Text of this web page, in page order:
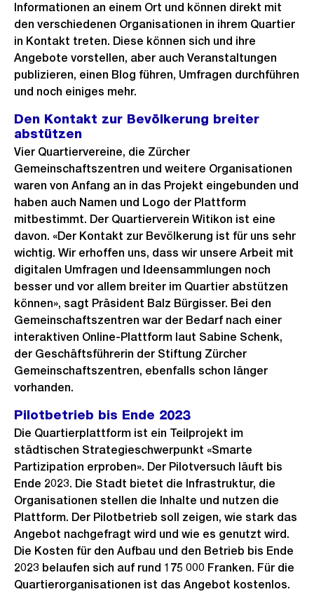
Informationen an einem Ort und können direkt mit
den verschiedenen Organisationen in ihrem Quartier
in Kontakt treten. Diese können sich und ihre
Angebote vorstellen, aber auch Veranstaltungen
publizieren, einen Blog führen, Umfragen durchführen
und noch einiges mehr.
Den Kontakt zur Bevölkerung breiter
abstützen
Vier Quartiervereine, die Zürcher
Gemeinschaftszentren und weitere Organisationen
waren von Anfang an in das Projekt eingebunden und
haben auch Namen und Logo der Plattform
mitbestimmt. Der Quartierverein Witikon ist eine
davon. «Der Kontakt zur Bevölkerung ist für uns sehr
wichtig. Wir erhoffen uns, dass wir unsere Arbeit mit
digitalen Umfragen und Ideensammlungen noch
besser und vor allem breiter im Quartier abstützen
können», sagt Präsident Balz Bürgisser. Bei den
Gemeinschaftszentren war der Bedarf nach einer
interaktiven Online-Plattform laut Sabine Schenk,
der Geschäftsführerin der Stiftung Zürcher
Gemeinschaftszentren, ebenfalls schon länger
vorhanden.
Pilotbetrieb bis Ende 2023
Die Quartierplattform ist ein Teilprojekt im
städtischen Strategieschwerpunkt «Smarte
Partizipation erproben». Der Pilotversuch läuft bis
Ende 2023. Die Stadt bietet die Infrastruktur, die
Organisationen stellen die Inhalte und nutzen die
Plattform. Der Pilotbetrieb soll zeigen, wie stark das
Angebot nachgefragt wird und wie es genutzt wird.
Die Kosten für den Aufbau und den Betrieb bis Ende
2023 belaufen sich auf rund 175 000 Franken. Für die
Quartierorganisationen ist das Angebot kostenlos.